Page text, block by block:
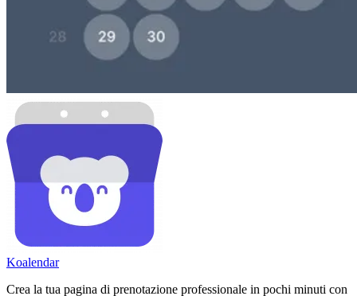
Koalendar
Crea la tua pagina di prenotazione professionale in pochi minuti con